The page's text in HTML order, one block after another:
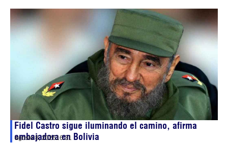
Fidel Castro sigue iluminando el camino, afirma
embajadora en Bolivia
agosto 8, 202616:31